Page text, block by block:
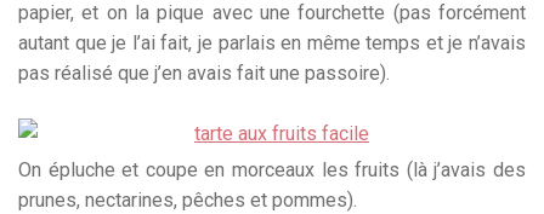
papier, et on la pique avec une fourchette (pas forcément
autant que je l’ai fait, je parlais en même temps et je n’avais
pas réalisé que j’en avais fait une passoire).
On épluche et coupe en morceaux les fruits (là j’avais des
prunes, nectarines, pêches et pommes).